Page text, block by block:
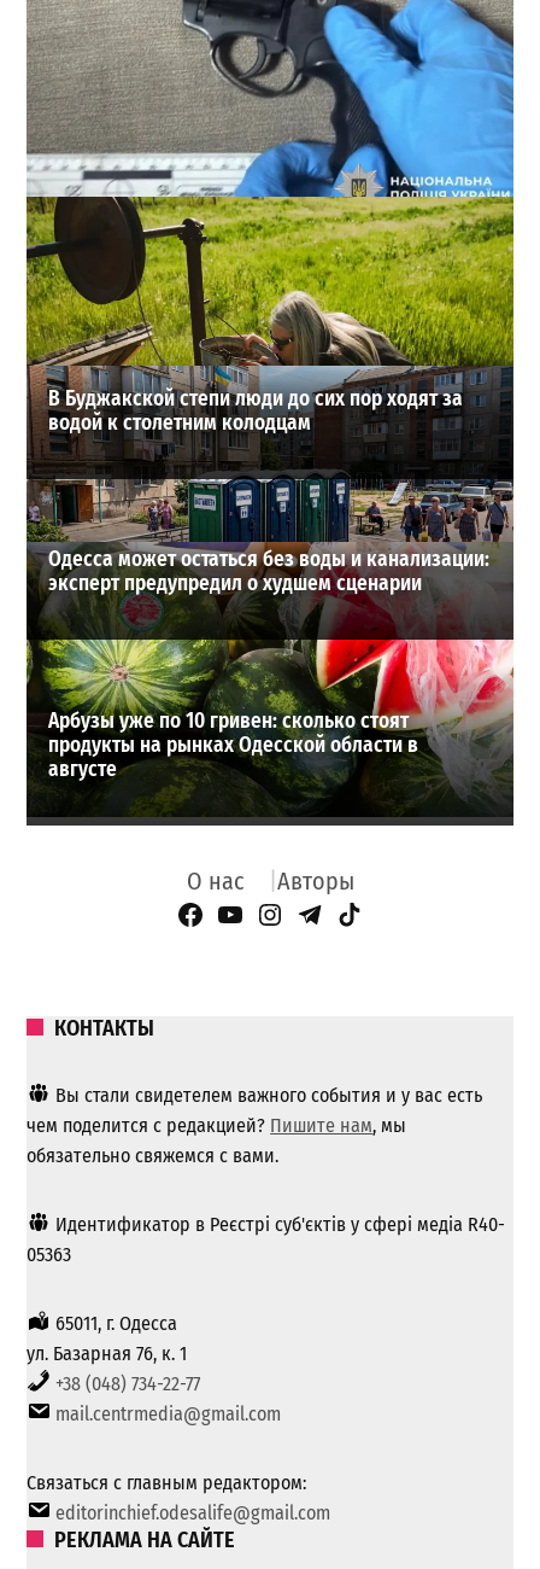
В Одессе стреляли по сотрудникам ТЦК: есть
раненые (ОБНОВЛЕНО)
2
02-08-2026 в 22:15
ВИБОР РЕДАКЦИИ
В Буджакской степи люди до сих пор ходят за
водой к столетним колодцам
Одесса может остаться без воды и канализации:
эксперт предупредил о худшем сценарии
Арбузы уже по 10 гривен: сколько стоят
продукты на рынках Одесской области в
августе
О нас Авторы
Facebook Page
YouTube
Instagram
Telegram
TikTok
КОНТАКТЫ
Вы стали свидетелем важного события и у вас есть
чем поделится с редакцией? Пишите нам, мы
обязательно свяжемся с вами.
Идентификатор в Реєстрі суб'єктів у сфері медіа R40-
05363
65011, г. Одесса
ул. Базарная 76, к. 1
+38 (048) 734-22-77
mail.centrmedia@gmail.com
Связаться с главным редактором:
editorinchief.odesalife@gmail.com
РЕКЛАМА НА САЙТЕ